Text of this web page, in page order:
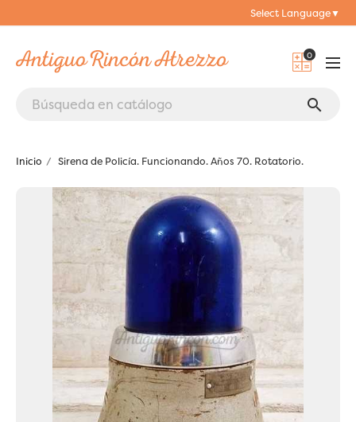
Select Language▼
0
search
Inicio Sirena de Policía. Funcionando. Años 70. Rotatorio.